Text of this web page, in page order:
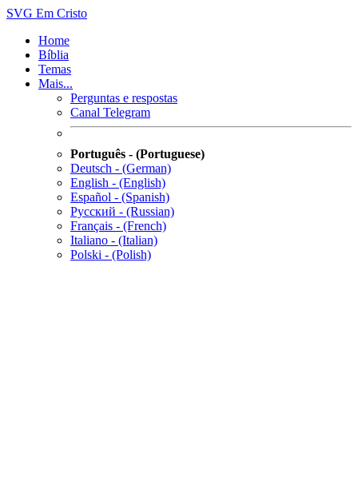
SVG Em Cristo
Home
Bíblia
Temas
Mais...
Perguntas e respostas
Canal Telegram
Português - (Portuguese)
Deutsch - (German)
English - (English)
Español - (Spanish)
Русский - (Russian)
Français - (French)
Italiano - (Italian)
Polski - (Polish)